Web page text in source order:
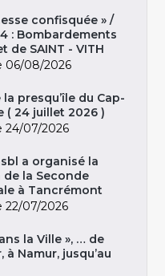
confisquée » /
: Bombardements
de SAINT - VITH
06/08/2026
la presqu’île du Cap-
( 24 juillet 2026 )
24/07/2026
a organisé la
la Seconde
à Tancrémont
22/07/2026
la Ville », … de
à Namur, jusqu’au